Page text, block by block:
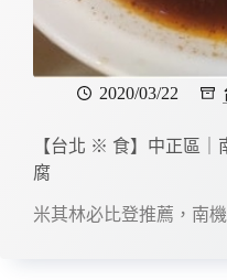
2020/03/22
【台北 ※ 食】中正區｜
腐
米其林必比登推薦，南